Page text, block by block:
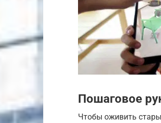
Пошаговое
Чтобы оживить